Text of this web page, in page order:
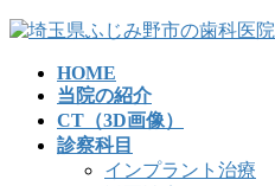
コ
ナ
HOME
当院の紹介
CT（3D画像）
診察科目
インプラント治療